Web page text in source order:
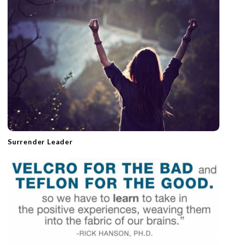
Surrender Leader